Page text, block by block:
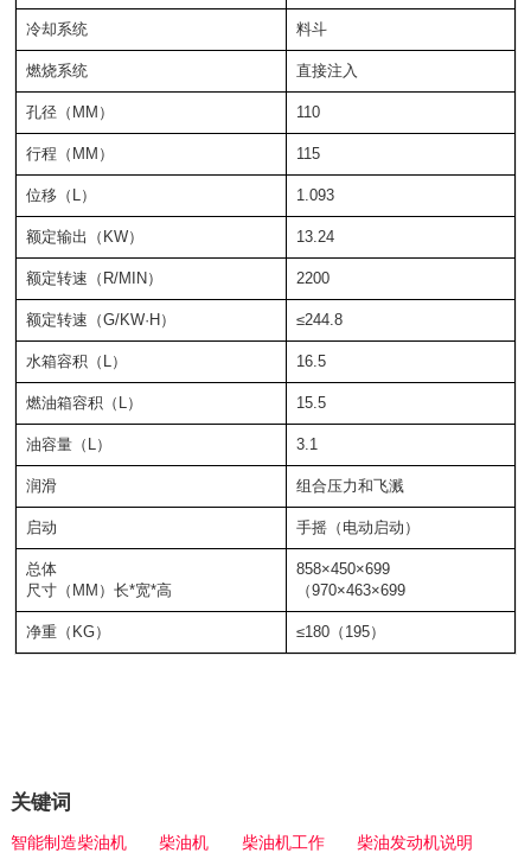
冷却系统 料斗
燃烧系统 直接注入
孔径（MM） 110
行程（MM） 115
位移（L） 1.093
额定输出（KW） 13.24
额定转速（R/MIN） 2200
额定转速（G/KW·H） ≤244.8
水箱容积（L） 16.5
燃油箱容积（L） 15.5
油容量（L） 3.1
润滑 组合压力和飞溅
启动 手摇（电动启动）
总体
尺寸（MM）长*宽*高
858×450×699
（970×463×699
净重（KG） ≤180（195）
关键词
智能制造柴油机 柴油机 柴油机工作 柴油发动机说明